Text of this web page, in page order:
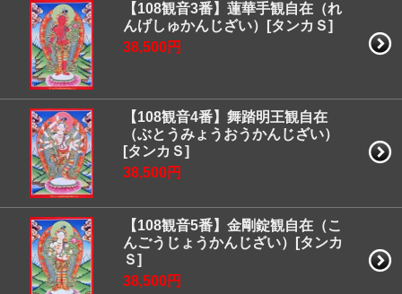
【108観音3番】蓮華手観自在（れ
んげしゅかんじざい）[タンカＳ]
38,500円
【108観音4番】舞踏明王観自在
（ぶとうみょうおうかんじざい）
[タンカＳ]
38,500円
【108観音5番】金剛錠観自在（こ
んごうじょうかんじざい）[タンカ
Ｓ]
38,500円